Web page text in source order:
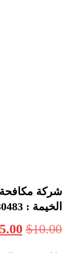
شركة
الخيمة : 0551030483
$10.00